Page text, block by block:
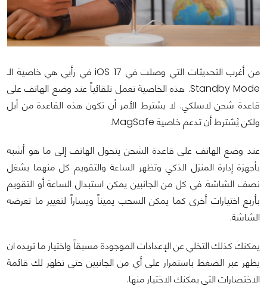
من أغرب التحديثات التي وصلت في iOS 17 في رأيي هي خاصية الـ
Standby Mode. هذه الخاصية تعمل تلقائياً عند وضع الهاتف على
قاعدة شحن لاسلكي. لا يشترط الأمر أن تكون هذه القاعدة من أبل
ولكن يُشترط أن تدعم خاصية MagSafe.
عند وضع الهاتف على قاعدة الشحن يتحول الهاتف إلى ما هو أشبه
بأجهزة إدارة المنزل الذكي وتظهر الساعة والتقويم كل منهما يشغل
نصف الشاشة. في كل من الجانبين يمكن استبدال الساعة أو التقويم
بأربع اختيارات أخرى كما يمكن السحب يميناً ويساراً لتغيير ما تعرضه
الشاشة.
يمكنك كذلك التخلي عن الإعدادات الموجودة مسبقاً واختيار ما تريده ان
يظهر عبر الضغط باستمرار على أي من الجانبين حتى تظهر لك قائمة
الاختصارات التي يمكنك الاختيار منها.